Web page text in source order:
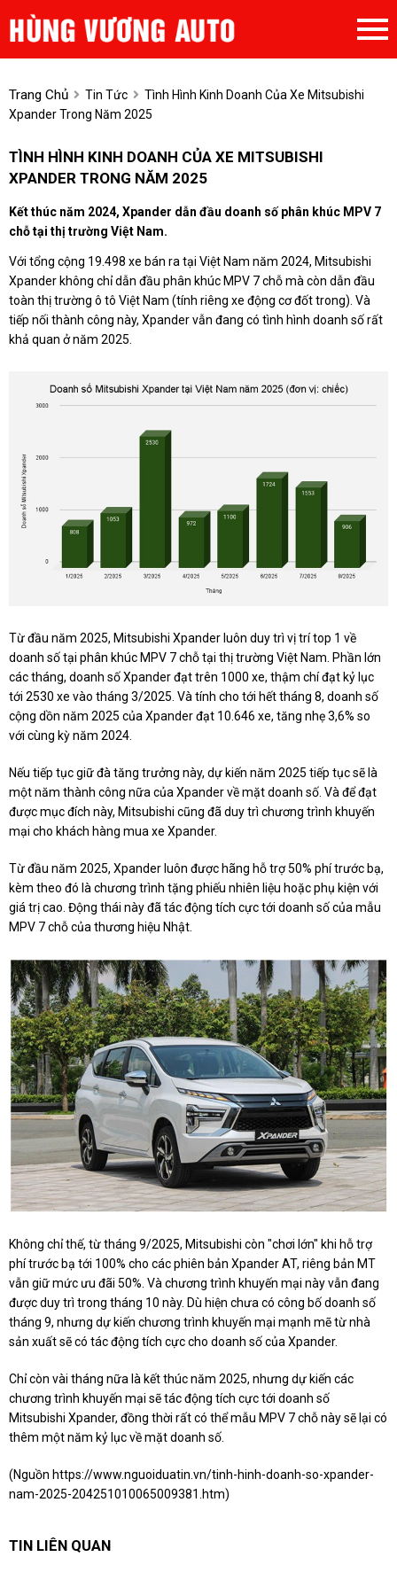
Trang Chủ Tin Tức
Tình Hình Kinh Doanh Của Xe Mitsubishi
Xpander Trong Năm 2025
TÌNH HÌNH KINH DOANH CỦA XE MITSUBISHI
XPANDER TRONG NĂM 2025
Kết thúc năm 2024, Xpander dẫn đầu doanh số phân khúc MPV 7
chỗ tại thị trường Việt Nam.
Với tổng cộng 19.498 xe bán ra tại Việt Nam năm 2024, Mitsubishi
Xpander không chỉ dẫn đầu phân khúc MPV 7 chỗ mà còn dẫn đầu
toàn thị trường ô tô Việt Nam (tính riêng xe động cơ đốt trong). Và
tiếp nối thành công này, Xpander vẫn đang có tình hình doanh số rất
khả quan ở năm 2025.
Từ đầu năm 2025, Mitsubishi Xpander luôn duy trì vị trí top 1 về
doanh số tại phân khúc MPV 7 chỗ tại thị trường Việt Nam. Phần lớn
các tháng, doanh số Xpander đạt trên 1000 xe, thậm chí đạt kỷ lục
tới 2530 xe vào tháng 3/2025. Và tính cho tới hết tháng 8, doanh số
cộng dồn năm 2025 của Xpander đạt 10.646 xe, tăng nhẹ 3,6% so
với cùng kỳ năm 2024.
Nếu tiếp tục giữ đà tăng trưởng này, dự kiến năm 2025 tiếp tục sẽ là
một năm thành công nữa của Xpander về mặt doanh số. Và để đạt
được mục đích này, Mitsubishi cũng đã duy trì chương trình khuyến
mại cho khách hàng mua xe Xpander.
Từ đầu năm 2025, Xpander luôn được hãng hỗ trợ 50% phí trước bạ,
kèm theo đó là chương trình tặng phiếu nhiên liệu hoặc phụ kiện với
giá trị cao. Động thái này đã tác động tích cực tới doanh số của mẫu
MPV 7 chỗ của thương hiệu Nhật.
Không chỉ thế, từ tháng 9/2025, Mitsubishi còn "chơi lớn" khi hỗ trợ
phí trước bạ tới 100% cho các phiên bản Xpander AT, riêng bản MT
vẫn giữ mức ưu đãi 50%. Và chương trình khuyến mại này vẫn đang
được duy trì trong tháng 10 này. Dù hiện chưa có công bố doanh số
tháng 9, nhưng dự kiến chương trình khuyến mại mạnh mẽ từ nhà
sản xuất sẽ có tác động tích cực cho doanh số của Xpander.
Chỉ còn vài tháng nữa là kết thúc năm 2025, nhưng dự kiến các
chương trình khuyến mại sẽ tác động tích cực tới doanh số
Mitsubishi Xpander, đồng thời rất có thể mẫu MPV 7 chỗ này sẽ lại có
thêm một năm kỷ lục về mặt doanh số.
(Nguồn https://www.nguoiduatin.vn/tinh-hinh-doanh-so-xpander-
nam-2025-204251010065009381.htm)
TIN LIÊN QUAN